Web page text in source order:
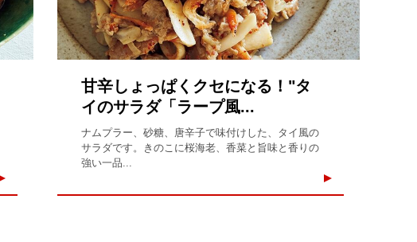
甘辛しょっぱくクセになる！"タ
イのサラダ「ラープ風...
ナムプラー、砂糖、唐辛子で味付けした、タイ風の
サラダです。きのこに桜海老、香菜と旨味と香りの
強い一品...